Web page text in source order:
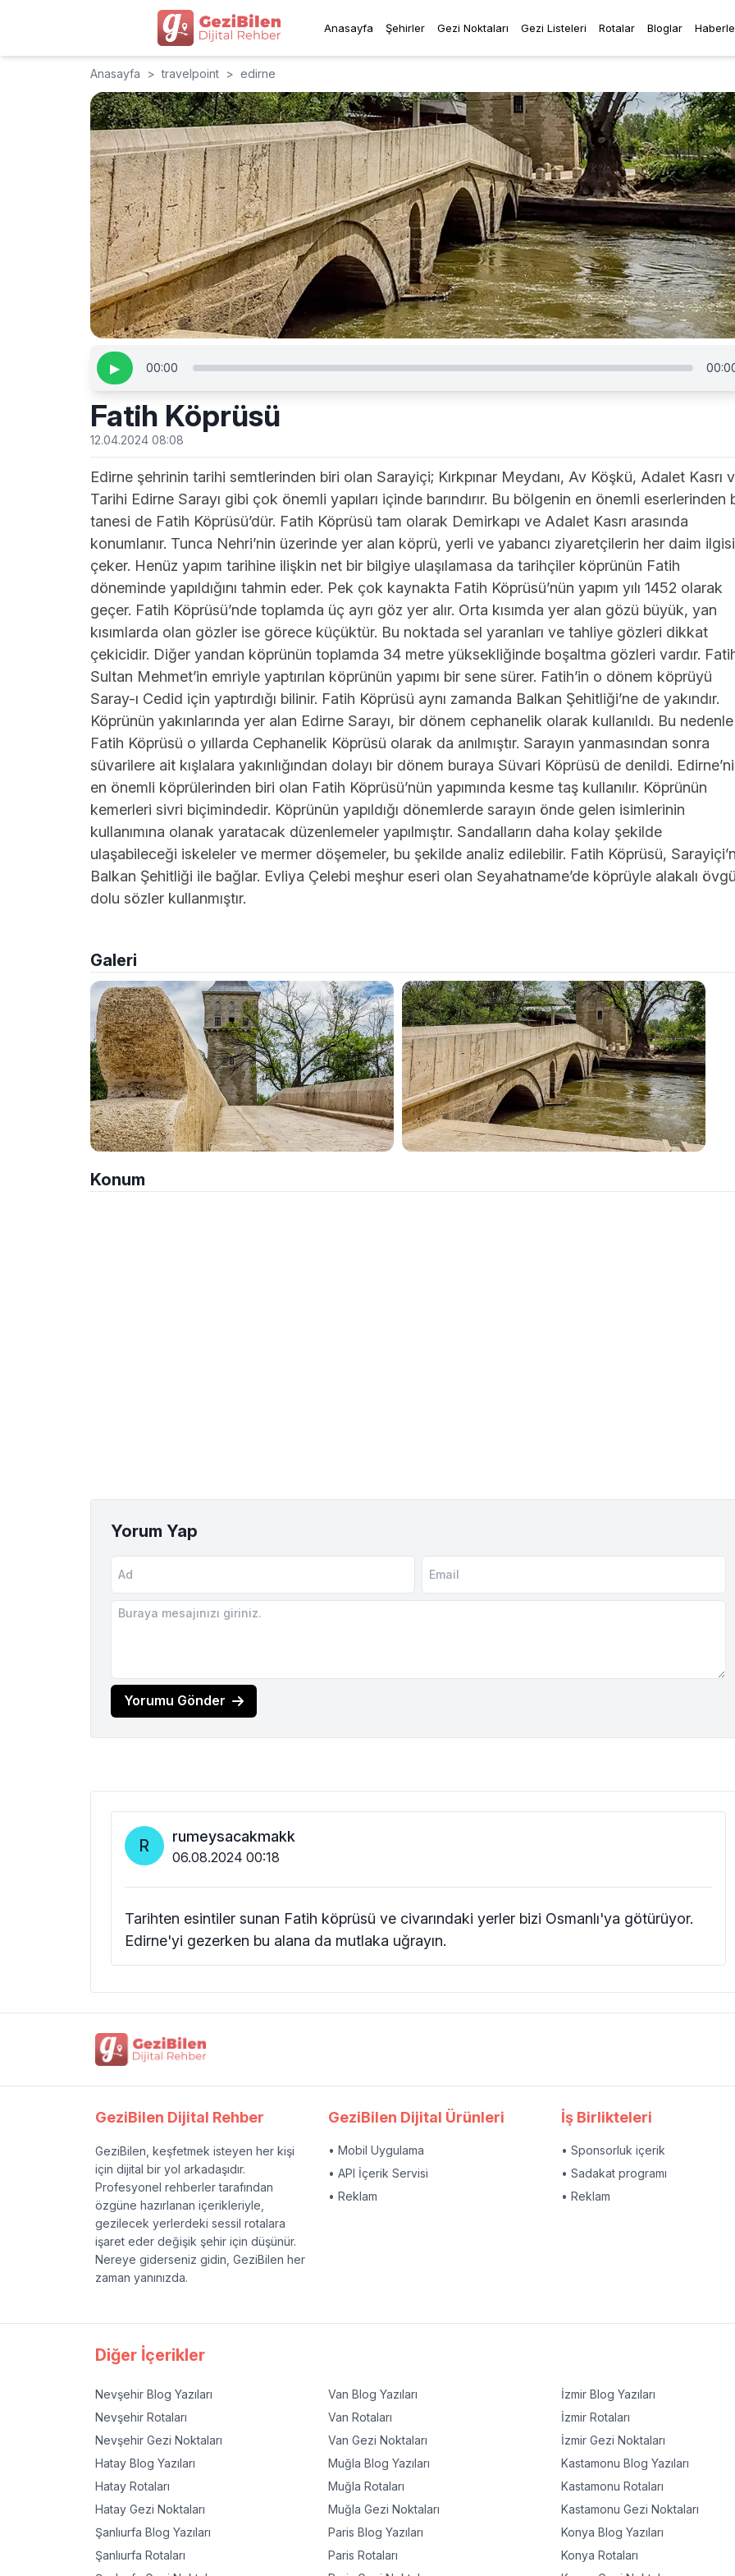
Anasayfa Şehirler Gezi Noktaları Gezi Listeleri Rotalar Bloglar
Anasayfa > travelpoint > edirne
▶ 00:00
Fatih Köprüsü
12.04.2024 08:08
Edirne şehrinin tarihi semtlerinden biri olan Sarayiçi; Kırkpınar Meydanı, Av Köşkü, Adalet Kasrı
Tarihi Edirne Sarayı gibi çok önemli yapıları içinde barındırır. Bu bölgenin en önemli eserlerinden
tanesi de Fatih Köprüsü’dür. Fatih Köprüsü tam olarak Demirkapı ve Adalet Kasrı arasında
konumlanır. Tunca Nehri’nin üzerinde yer alan köprü, yerli ve yabancı ziyaretçilerin her daim
çeker. Henüz yapım tarihine ilişkin net bir bilgiye ulaşılamasa da tarihçiler köprünün Fatih
döneminde yapıldığını tahmin eder. Pek çok kaynakta Fatih Köprüsü’nün yapım yılı 1452 olarak
geçer. Fatih Köprüsü’nde toplamda üç ayrı göz yer alır. Orta kısımda yer alan gözü büyük, yan
kısımlarda olan gözler ise görece küçüktür. Bu noktada sel yaranları ve tahliye gözleri dikkat
çekicidir. Diğer yandan köprünün toplamda 34 metre yüksekliğinde boşaltma gözleri vardır.
Sultan Mehmet’in emriyle yaptırılan köprünün yapımı bir sene sürer. Fatih’in o dönem köprüyü
Saray-ı Cedid için yaptırdığı bilinir. Fatih Köprüsü aynı zamanda Balkan Şehitliği’ne de yakındır.
Köprünün yakınlarında yer alan Edirne Sarayı, bir dönem cephanelik olarak kullanıldı. Bu nedenle
Fatih Köprüsü o yıllarda Cephanelik Köprüsü olarak da anılmıştır. Sarayın yanmasından sonra
süvarilere ait kışlalara yakınlığından dolayı bir dönem buraya Süvari Köprüsü de denildi.
en önemli köprülerinden biri olan Fatih Köprüsü’nün yapımında kesme taş kullanılır. Köprünün
kemerleri sivri biçimindedir. Köprünün yapıldığı dönemlerde sarayın önde gelen isimlerinin
kullanımına olanak yaratacak düzenlemeler yapılmıştır. Sandalların daha kolay şekilde
ulaşabileceği iskeleler ve mermer döşemeler, bu şekilde analiz edilebilir. Fatih Köprüsü,
Balkan Şehitliği ile bağlar. Evliya Çelebi meşhur eseri olan Seyahatname’de köprüyle alakalı övgü
dolu sözler kullanmıştır.
Galeri
Konum
Yorum Yap
Yorumu Gönder
R rumeysacakmakk
06.08.2024 00:18
Tarihten esintiler sunan Fatih köprüsü ve civarındaki yerler bizi Osmanlı'ya götürüyor.
Edirne'yi gezerken bu alana da mutlaka uğrayın.
GeziBilen Dijital Rehber
GeziBilen, keşfetmek isteyen her kişi
için dijital bir yol arkadaşıdır.
Profesyonel rehberler tarafından
özgüne hazırlanan içerikleriyle,
gezilecek yerlerdeki sessil rotalara
işaret eder değişik şehir için düşünür.
Nereye giderseniz gidin, GeziBilen her
zaman yanınızda.
GeziBilen Dijital Ürünleri
• Mobil Uygulama
• API İçerik Servisi
• Reklam
İş Birlikteleri
• Sponsorluk içerik
• Sadakat programı
• Reklam
Diğer İçerikler
Nevşehir Blog Yazıları
Nevşehir Rotaları
Nevşehir Gezi Noktaları
Hatay Blog Yazıları
Hatay Rotaları
Hatay Gezi Noktaları
Şanlıurfa Blog Yazıları
Şanlıurfa Rotaları
Van Blog Yazıları
Van Rotaları
Van Gezi Noktaları
Muğla Blog Yazıları
Muğla Rotaları
Muğla Gezi Noktaları
Paris Blog Yazıları
Paris Rotaları
İzmir Blog Yazıları
İzmir Rotaları
İzmir Gezi Noktaları
Kastamonu Blog Yazıları
Kastamonu Rotaları
Kastamonu Gezi Noktaları
Konya Blog Yazıları
Konya Rotaları